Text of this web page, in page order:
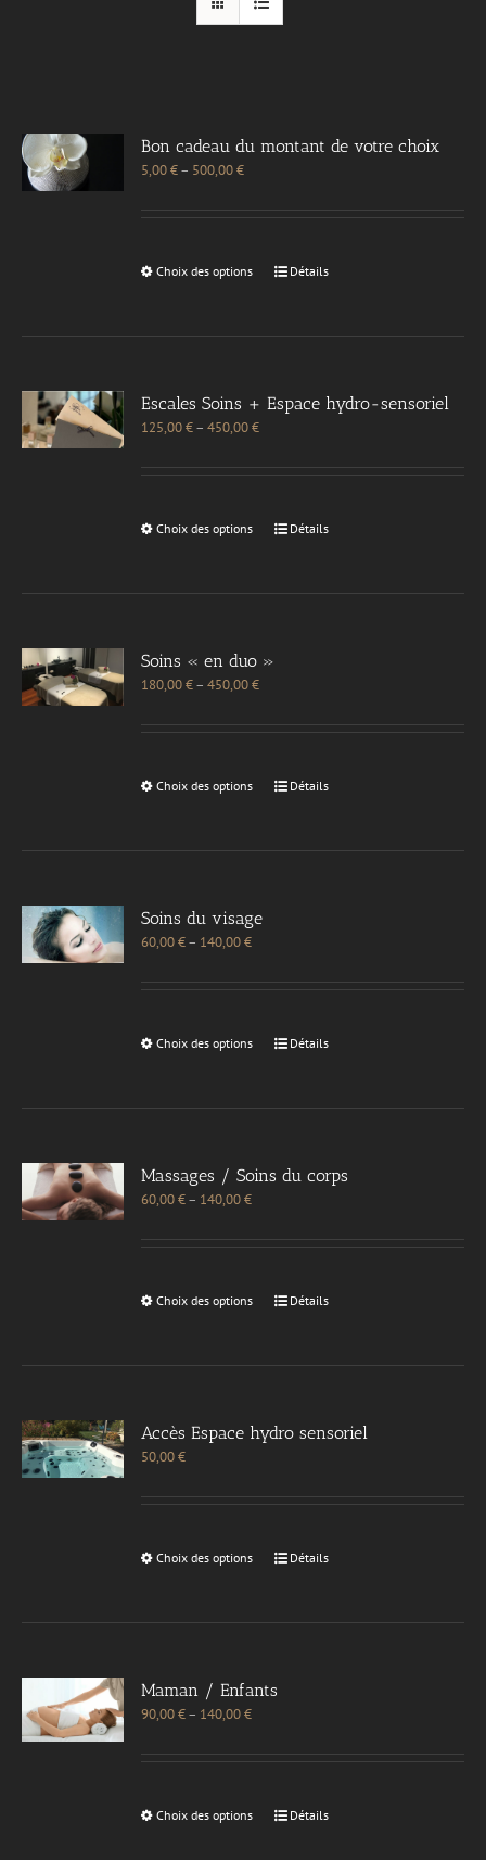
Bon cadeau du montant de votre choix
5,00€– 500,00€
Choix des options Détails
Escales Soins + Espace hydro-sensoriel
125,00€–450,00€
Choix des options Détails
Soins « en duo »
180,00€–450,00€
Choix des options Détails
Soins du visage
60,00€– 140,00€
Choix des options Détails
Massages / Soins du corps
60,00€– 140,00€
Choix des options Détails
Accès Espace hydro sensoriel
50,00€
Choix des options Détails
Maman / Enfants
90,00€– 140,00€
Choix des options Détails